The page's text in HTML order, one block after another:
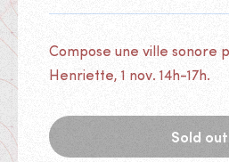
Compose une ville sonore
Henriette, 1 nov. 14h-17h.
Sold out